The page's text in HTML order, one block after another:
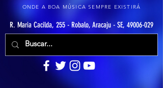
ONDE A BOA MÚSICA SEMPRE EXISTIRÁ
R. Maria Cacilda, 255 - Robalo, Aracaju - SE, 49006-029